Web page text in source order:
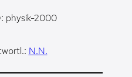
physik-2000
N.N.